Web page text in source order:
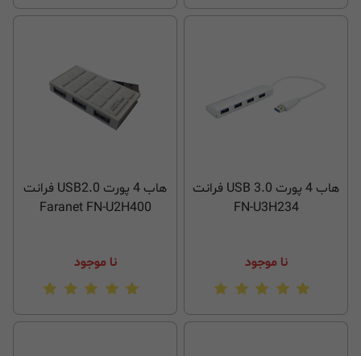
هاب 4 پورت USB 3.0 فرانت
FN-U3H234
نا موجود
هاب 4 پورت USB2.0 فرانت
Faranet FN-U2H400
نا موجود